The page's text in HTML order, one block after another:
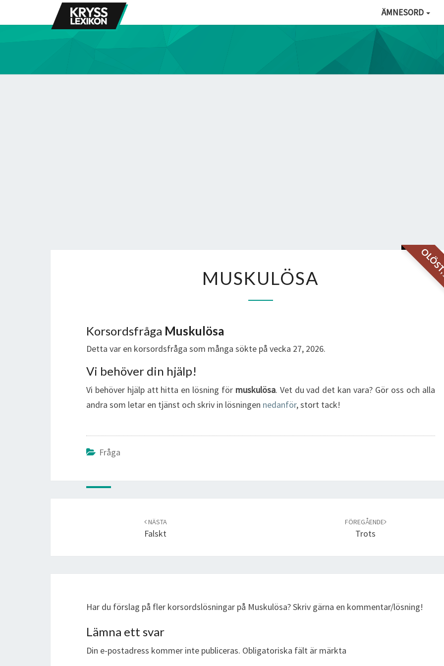
ÄMNESORD
MUSKULÖSA
Korsordsfråga Muskulösa
Detta var en korsordsfråga som många sökte på vecka 27, 2026.
Vi behöver din hjälp!
Vi behöver hjälp att hitta en lösning för muskulösa. Vet du vad det kan vara? Gör oss och alla
andra som letar en tjänst och skriv in lösningen nedanför, stort tack!
Fråga
NÄSTA
Falskt
FÖREGÅENDE
Trots
Har du förslag på fler korsordslösningar på Muskulösa? Skriv gärna en kommentar/lösning!
Lämna ett svar
Din e-postadress kommer inte publiceras. Obligatoriska fält är märkta